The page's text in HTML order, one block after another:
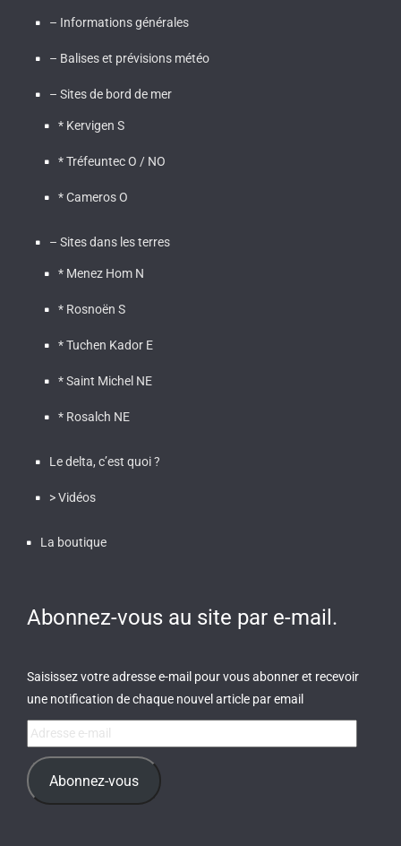
– Informations générales
– Balises et prévisions météo
– Sites de bord de mer
* Kervigen S
* Tréfeuntec O / NO
* Cameros O
– Sites dans les terres
* Menez Hom N
* Rosnoën S
* Tuchen Kador E
* Saint Michel NE
* Rosalch NE
Le delta, c’est quoi ?
> Vidéos
La boutique
Abonnez-vous au site par e-mail.
Saisissez votre adresse e-mail pour vous abonner et recevoir
une notification de chaque nouvel article par email
Adresse
e-
mail Abonnez-vous